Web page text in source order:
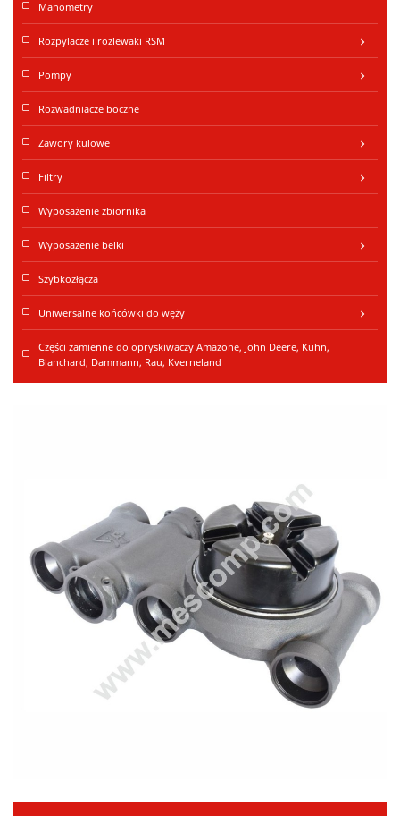
Manometry
Rozpylacze i rozlewaki RSM keyboard_arrow_right
Pompy keyboard_arrow_right
Rozwadniacze boczne
Zawory kulowe keyboard_arrow_right
Filtry keyboard_arrow_right
Wyposażenie zbiornika
Wyposażenie belki keyboard_arrow_right
Szybkozłącza
Uniwersalne końcówki do węży keyboard_arrow_right
Części zamienne do opryskiwaczy Amazone, John Deere, Kuhn,
Blanchard, Dammann, Rau, Kverneland